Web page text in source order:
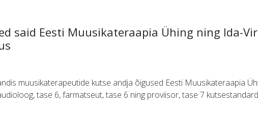
said Eesti Muusikateraapia Ühing ning Ida-
muusikaterapeutide kutse andja õigused Eesti Muusikateraapia
tase 6, farmatseut, tase 6 ning proviisor, tase 7